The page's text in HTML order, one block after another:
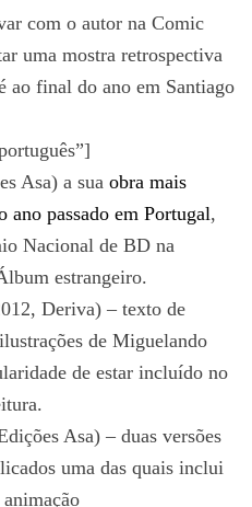
com o autor na Comic
uma mostra retrospectiva
ao final do ano em Santiago
Asa) a sua obra mais
ano passado em Portugal,
Nacional de BD na
estrangeiro.
Deriva) – texto de
de Miguelando
de estar incluído no
Asa) – duas versões
uma das quais inclui